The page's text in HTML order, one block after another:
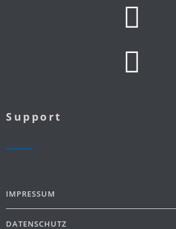
Support
IMPRESSUM
DATENSCHUTZ